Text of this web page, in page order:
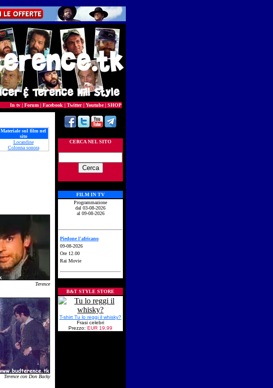
In tv | Forum | Facebook | Twitter| Youtube| SHOP
Materiale sul film nel
sito
Locandine
Colonna sonora
Terence
Terence con Don Backy
CERCA NEL SITO
FILM IN TV
Programmazione
dal 03-08-2026
al 09-08-2026
Piedone l'africano
09-08-2026
Ore 12.00
Rai Movie
B&T STYLE STORE
T-shirt Tu lo reggi il whisky?
Frasi celebri
Prezzo: EUR 19,99